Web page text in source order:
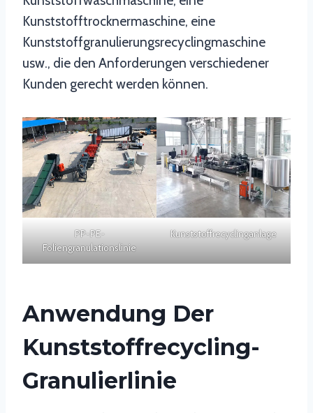
Kunststofftrocknermaschine, eine
Kunststoffgranulierungsrecyclingmaschine
usw., die den Anforderungen verschiedener
Kunden gerecht werden können.
PP-PE-
Foliengranulationslinie
Kunststoffrecyclinganlage
Anwendung Der
Kunststoffrecycling-
Granulierlinie